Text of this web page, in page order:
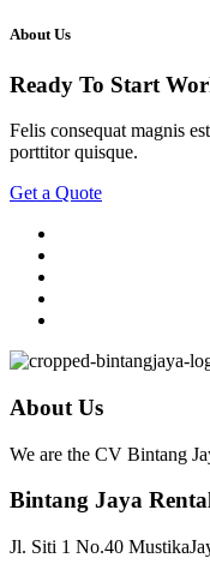
About Us
Ready To Start
Felis consequat magnis
porttitor quisque.
Get a Quote
About Us
We are the CV Bintang
Bintang Jaya
Jl. Siti 1 No.40